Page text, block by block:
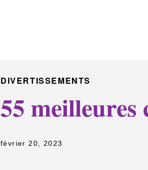
DIVERTISSEMENTS
55 meilleures
février 20, 2023